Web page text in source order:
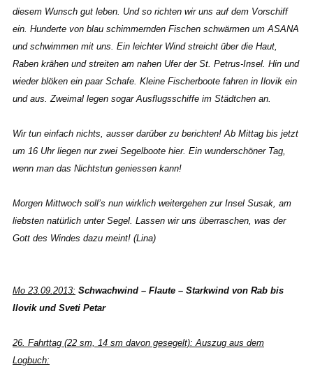
diesem Wunsch gut leben. Und so richten wir uns auf dem Vorschiff
ein. Hunderte von blau schimmernden Fischen schwärmen um ASANA
und schwimmen mit uns. Ein leichter Wind streicht über die Haut,
Raben krähen und streiten am nahen Ufer der St. Petrus-Insel. Hin und
wieder blöken ein paar Schafe. Kleine Fischerboote fahren in Ilovik ein
und aus. Zweimal legen sogar Ausflugsschiffe im Städtchen an.
Wir tun einfach nichts, ausser darüber zu berichten! Ab Mittag bis jetzt
um 16 Uhr liegen nur zwei Segelboote hier. Ein wunderschöner Tag,
wenn man das Nichtstun geniessen kann!
Morgen Mittwoch soll’s nun wirklich weitergehen zur Insel Susak, am
liebsten natürlich unter Segel. Lassen wir uns überraschen, was der
Gott des Windes dazu meint! (Lina)
Mo 23.09.2013: Schwachwind – Flaute – Starkwind von Rab bis
Ilovik und Sveti Petar
26. Fahrttag (22 sm, 14 sm davon gesegelt): Auszug aus dem
Logbuch: